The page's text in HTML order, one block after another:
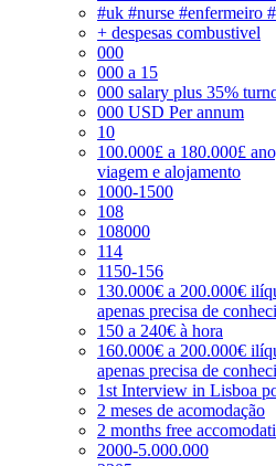
#uk #nurse #enfermeiro
+ despesas combustivel
000
000 a 15
000 salary plus 35%
000 USD Per annum
10
100.000£ a 180.000£
viagem e alojamento
1000-1500
108
108000
114
1150-156
130.000€ a 200.000€
apenas precisa de
150 a 240€ à hora
160.000€ a 200.000€
apenas precisa de
1st Interview in Lisboa
2 meses de acomodação
2 months free
2000-5.000.000